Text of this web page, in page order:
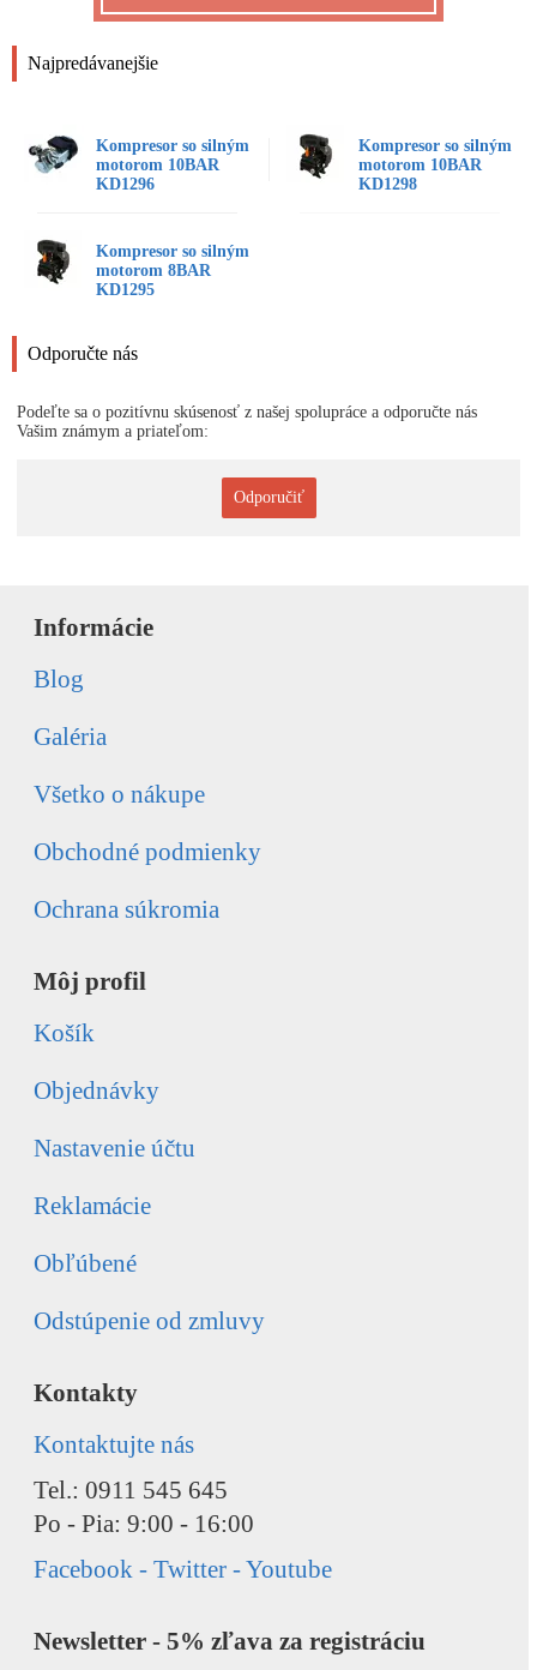
Najpredávanejšie
Kompresor so silným
motorom 10BAR
KD1296
Kompresor so silným
motorom 10BAR
KD1298
Kompresor so silným
motorom 8BAR
KD1295
Odporučte nás
Podeľte sa o pozitívnu skúsenosť z našej spolupráce a odporučte nás
Vašim známym a priateľom:
Odporučiť
Informácie
Blog
Galéria
Všetko o nákupe
Obchodné podmienky
Ochrana súkromia
Môj profil
Košík
Objednávky
Nastavenie účtu
Reklamácie
Obľúbené
Odstúpenie od zmluvy
Kontakty
Kontaktujte nás
Tel.: 0911 545 645
Po - Pia: 9:00 - 16:00
Facebook - Twitter - Youtube
Newsletter - 5% zľava za registráciu